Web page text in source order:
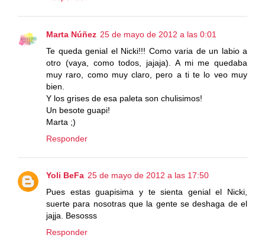
Marta Núñez 25 de mayo de 2012 a las 0:01
Te queda genial el Nicki!!! Como varia de un labio a
otro (vaya, como todos, jajaja). A mi me quedaba
muy raro, como muy claro, pero a ti te lo veo muy
bien.
Y los grises de esa paleta son chulisimos!
Un besote guapi!
Marta ;)
Responder
Yoli BeFa 25 de mayo de 2012 a las 17:50
Pues estas guapisima y te sienta genial el Nicki,
suerte para nosotras que la gente se deshaga de el
jajja. Besosss
Responder